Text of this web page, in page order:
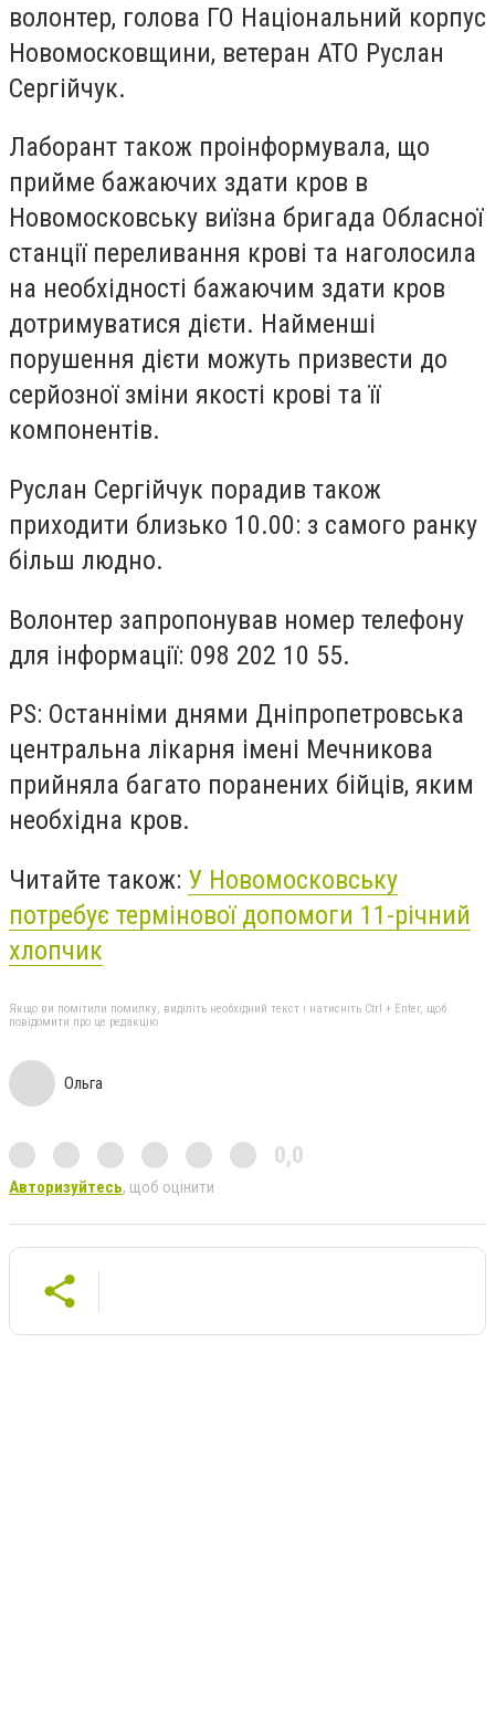
волонтер, голова ГО Національний корпус
Новомосковщини, ветеран АТО Руслан
Сергійчук.
Лаборант також проінформувала, що
прийме бажаючих здати кров в
Новомосковську виїзна бригада Обласної
станції переливання крові та наголосила
на необхідності бажаючим здати кров
дотримуватися дієти. Найменші
порушення дієти можуть призвести до
серйозної зміни якості крові та її
компонентів.
Руслан Сергійчук порадив також
приходити близько 10.00: з самого ранку
більш людно.
Волонтер запропонував номер телефону
для інформації: 098 202 10 55.
PS: Останніми днями Дніпропетровська
центральна лікарня імені Мечникова
прийняла багато поранених бійців, яким
необхідна кров.
Читайте також: У Новомосковську
потребує термінової допомоги 11-річний
хлопчик
Якщо ви помітили помилку, виділіть необхідний текст і натисніть Ctrl + Enter, щоб
повідомити про це редакцію
Ольга
0,0
Авторизуйтесь, щоб оцінити